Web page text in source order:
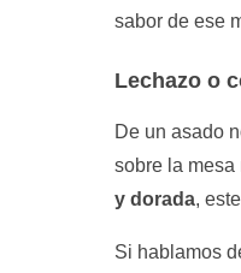
sabor de ese
Lechazo o
De un asado
sobre la
y dorada,
Si hablamos